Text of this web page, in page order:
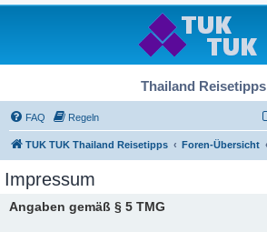
Thailand Reisetipps
FAQ Regeln
TUK TUK Thailand Reisetipps Foren-Übersicht
Impressum
Angaben gemäß § 5 TMG